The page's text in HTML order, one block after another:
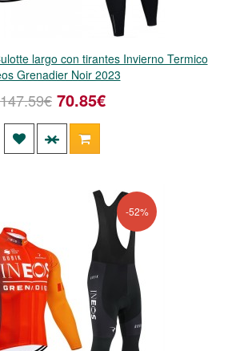
largo con tirantes Invierno Termico
Grenadier Noir 2023
147.59€ 70.85€
-52%